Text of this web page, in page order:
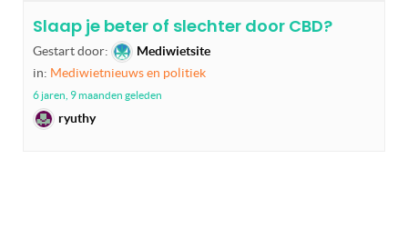
Slaap je beter of slechter door CBD?
Gestart door:
Mediwietsite
in: Mediwietnieuws en politiek
6 jaren, 9 maanden geleden
ryuthy